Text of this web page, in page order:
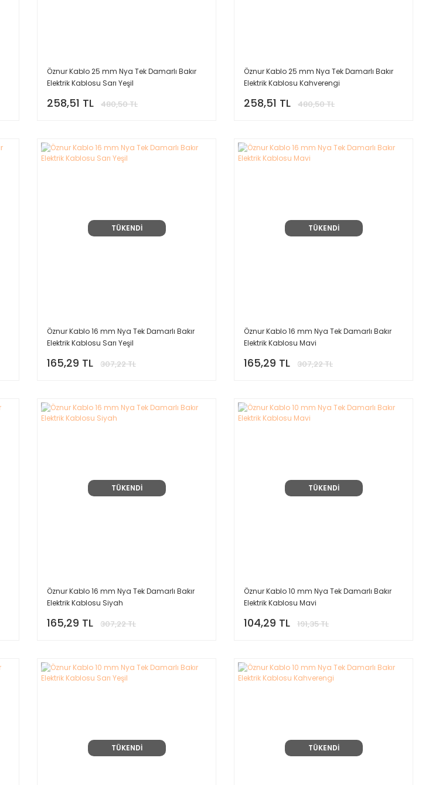
Öznur Kablo 25 mm Nya Tek Damarlı Bakır
Elektrik Kablosu Sarı Yeşil
258,51 TL 480,50 TL
Öznur Kablo 25 mm Nya Tek Damarlı Bakır
Elektrik Kablosu Kahverengi
258,51 TL 480,50 TL
TÜKENDİ
Öznur Kablo 16 mm Nya Tek Damarlı Bakır
Elektrik Kablosu Sarı Yeşil
165,29 TL 307,22 TL
TÜKENDİ
Öznur Kablo 16 mm Nya Tek Damarlı Bakır
Elektrik Kablosu Mavi
165,29 TL 307,22 TL
TÜKENDİ
Öznur Kablo 16 mm Nya Tek Damarlı Bakır
Elektrik Kablosu Siyah
165,29 TL 307,22 TL
TÜKENDİ
Öznur Kablo 10 mm Nya Tek Damarlı Bakır
Elektrik Kablosu Mavi
104,29 TL 191,35 TL
TÜKENDİ TÜKENDİ